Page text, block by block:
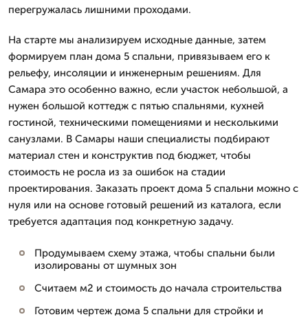
перегружалась лишними проходами.
На старте мы анализируем исходные данные, затем
формируем план дома 5 спальни, привязываем его к
рельефу, инсоляции и инженерным решениям. Для
Самара это особенно важно, если участок небольшой, а
нужен большой коттедж с пятью спальнями, кухней
гостиной, техническими помещениями и несколькими
санузлами. В Самары наши специалисты подбирают
материал стен и конструктив под бюджет, чтобы
стоимость не росла из за ошибок на стадии
проектирования. Заказать проект дома 5 спальни можно с
нуля или на основе готовый решений из каталога, если
требуется адаптация под конкретную задачу.
Продумываем схему этажа, чтобы спальни были
изолированы от шумных зон
Считаем м2 и стоимость до начала строительства
Готовим чертеж дома 5 спальни для стройки и